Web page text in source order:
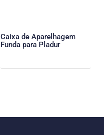
Caixa de Aparelhagem
Funda para Pladur